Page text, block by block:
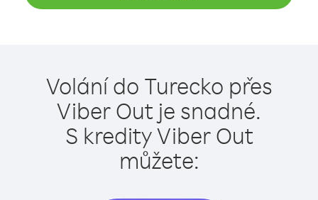
Volání do Turecko přes
Viber Out je snadné.
S kredity Viber Out
můžete: